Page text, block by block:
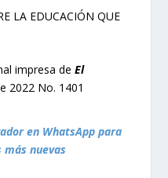
LA EDUCACIÓN QUE
impresa deEl
2022 No. 1401
en WhatsApp para
nuevas